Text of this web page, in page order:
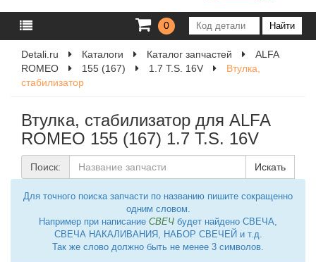
0
Detali.ru Каталоги Каталог запчастей
ALFA
ROMEO
155 (167) 1.7 T.S. 16V
Втулка,
стабилизатор
Втулка, стабилизатор для ALFA
ROMEO 155 (167) 1.7 T.S. 16V
Поиск: Искать
Для точного поиска запчасти по названию пишите сокращенно
одним словом.
Например при написание СВЕЧ будет найдено СВЕЧА,
СВЕЧА НАКАЛИВАНИЯ, НАБОР СВЕЧЕЙ и т.д.
Так же слово должно быть не менее 3 символов.